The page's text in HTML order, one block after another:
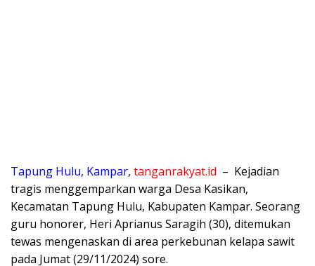
Tapung Hulu, Kampar, tanganrakyat.id – Kejadian
tragis menggemparkan warga Desa Kasikan,
Kecamatan Tapung Hulu, Kabupaten Kampar. Seorang
guru honorer, Heri Aprianus Saragih (30), ditemukan
tewas mengenaskan di area perkebunan kelapa sawit
pada Jumat (29/11/2024) sore.